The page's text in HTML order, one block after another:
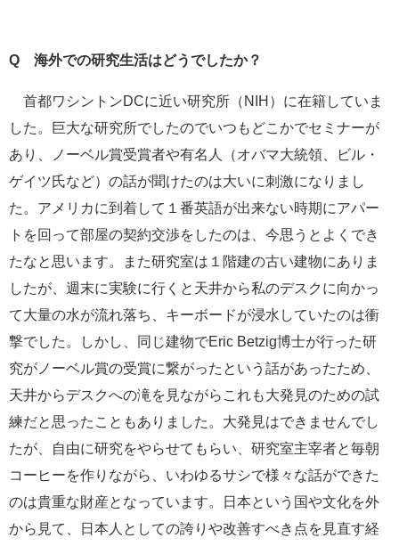
Q 海外での研究生活はどうでしたか？
首都ワシントンDCに近い研究所（NIH）に在籍していま
した。巨大な研究所でしたのでいつもどこかでセミナーが
あり、ノーベル賞受賞者や有名人（オバマ大統領、ビル・
ゲイツ氏など）の話が聞けたのは大いに刺激になりまし
た。アメリカに到着して１番英語が出来ない時期にアパー
トを回って部屋の契約交渉をしたのは、今思うとよくでき
たなと思います。また研究室は１階建の古い建物にありま
したが、週末に実験に行くと天井から私のデスクに向かっ
て大量の水が流れ落ち、キーボードが浸水していたのは衝
撃でした。しかし、同じ建物でEric Betzig博士が行った研
究がノーベル賞の受賞に繋がったという話があったため、
天井からデスクへの滝を見ながらこれも大発見のための試
練だと思ったこともありました。大発見はできませんでし
たが、自由に研究をやらせてもらい、研究室主宰者と毎朝
コーヒーを作りながら、いわゆるサシで様々な話ができた
のは貴重な財産となっています。日本という国や文化を外
から見て、日本人としての誇りや改善すべき点を見直す経